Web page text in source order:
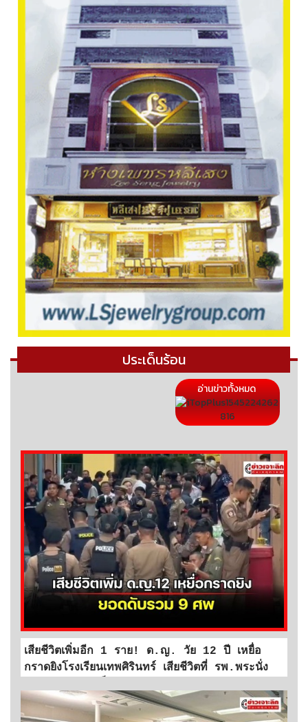
ประเด็นร้อน
อ่านข่าวทั้งหมด
เสียชีวิตเพิ่มอีก 1 ราย! ด.ญ. วัย 12 ปี เหยื่อ
กราดยิงโรงเรียนเทพศิรินทร์ เสียชีวิตที่ รพ.พระนั่ง
...